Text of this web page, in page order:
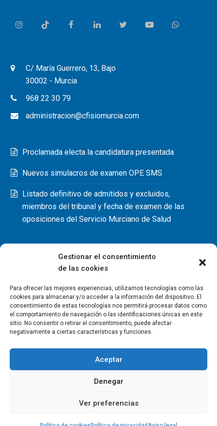
Gestionar el consentimiento
de las cookies
Para ofrecer las mejores experiencias, utilizamos tecnologías como las
cookies para almacenar y/o acceder a la información del dispositivo. El
consentimiento de estas tecnologías nos permitirá procesar datos como
el comportamiento de navegación o las identificaciones únicas en este
sitio. No consentir o retirar el consentimiento, puede afectar
negativamente a ciertas características y funciones.
Aceptar
Denegar
Ver preferencias
InstagramTiktok FacebookLinkedInTwitterYoutubeWhatsapp
C/ María Guerrero, 13, Bajo
30002 - Murcia
968 22 30 79
administracion@cfisiomurcia.com
Proclamada electa la candidatura presentada
Nuevos simulacros de examen OPE SMS
Listado definitivo de admitidos y excluidos,
miembros del tribunal y fecha de examen de las
oposiciones del Servicio Murciano de Salud
Copyright Colegio Oficial de Fisioterapeutas de la Región de
Contacto